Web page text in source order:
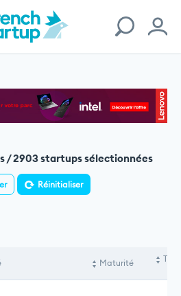
/ 2903 startups sélectionnées
Réinitialiser
Maturité